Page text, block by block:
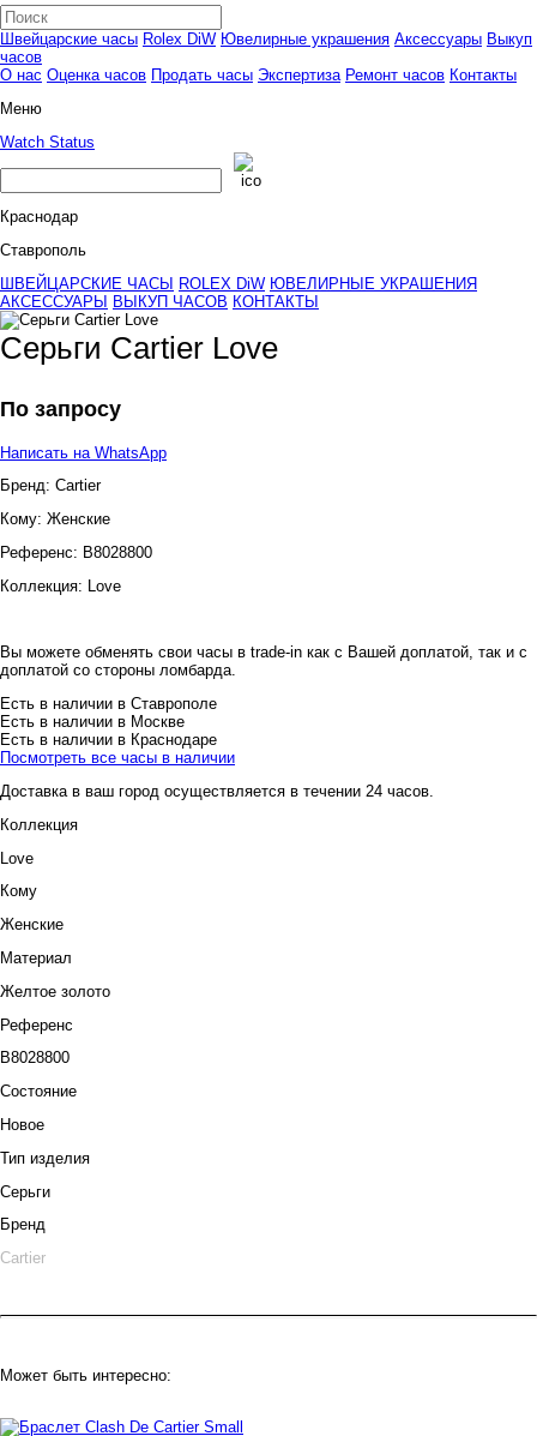
Швейцарские часы Rolex DiW Ювелирные украшения Аксессуары Выкуп
часов
О нас Оценка часов Продать часы Экспертиза Ремонт часов Контакты
Меню
Watch Status
Краснодар
Ставрополь
ШВЕЙЦАРСКИЕ ЧАСЫ
ROLEX DiW ЮВЕЛИРНЫЕ УКРАШЕНИЯ
АКСЕССУАРЫ
ВЫКУП ЧАСОВ КОНТАКТЫ
Серьги Cartier Love
По запросу
Написать на WhatsApp
Бренд: Cartier
Кому: Женские
Референс: B8028800
Коллекция:
Love
Вы можете обменять свои часы в trade-in как с Вашей доплатой, так и с
доплатой со стороны ломбарда.
Есть в наличии в Ставрополе
Есть в наличии в Москве
Есть в наличии в Краснодаре
Посмотреть все часы в наличии
Доставка в ваш город осуществляется в течении 24 часов.
Коллекция
Love
Кому
Женские
Материал
Желтое золото
Референс
B8028800
Состояние
Новое
Тип изделия
Серьги
Бренд
Cartier
Может быть интересно: